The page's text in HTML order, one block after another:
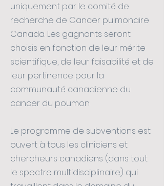
uniquement par le comité de
recherche de Cancer pulmonaire
Canada. Les gagnants seront
choisis en fonction de leur mérite
scientifique, de leur faisabilité et de
leur pertinence pour la
communauté canadienne du
cancer du poumon.
Le programme de subventions est
ouvert à tous les cliniciens et
chercheurs canadiens (dans tout
le spectre multidisciplinaire) qui